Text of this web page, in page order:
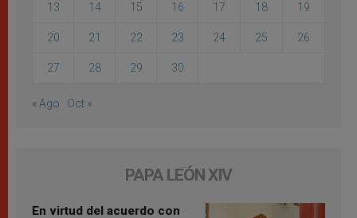
13 14 15 16 17 18 19
20 21 22 23 24 25 26
27 28 29 30
« Ago Oct »
PAPA LEÓN XIV
En virtud del acuerdo con